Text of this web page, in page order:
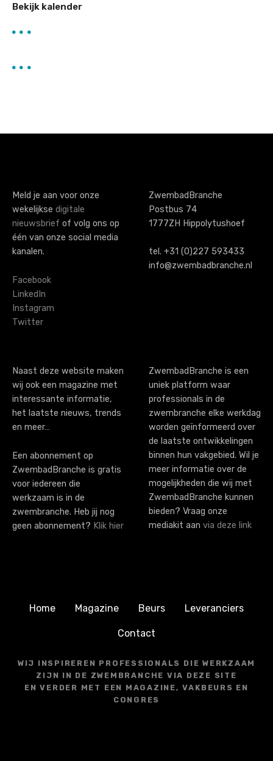
Bekijk kalender
Meld je aan voor onze
wekelijkse digitale
nieuwsbrief of volg ons op
één van onze social media
kanalen.
Facebook
LinkedIn
Instagram
Twitter
ZwembadBranche
Postbus 74
1777ZH Hippolytushoef
tel. +31 (0)227 593433
info@zwembadbranche.nl
Naast deze website maken
wij ook een magazine met
interessante informatie,
het laatste nieuws, trends
en meer…
Een abonnement op
ZwembadBranche is gratis
voor iedereen die
werkzaam is in de
zwembranche. Heb jij nog
geen abonnement? Klik hier
ZwembadBranche is een
uniek platform waar
professionals in de
zwembranche elke werkdag
worden geïnformeerd over
de laatste ontwikkelingen
binnen hun vakgebied. Wil je
meer informatie over de
mogelijkheden die wij met
ZwembadBranche kunnen
bieden? Vraag onze
mediakit aan via deze link
Home Magazine Beurs Leveranciers
Contact
WIJ INSPIREREN PROFESSIONALS DIE WERKZAAM
ZIJN IN DE ZWEMBRANCHE VIA DEZE SITE
EN VERDER MET EEN MAGAZINE, VAKBEURS EN
CONGRES